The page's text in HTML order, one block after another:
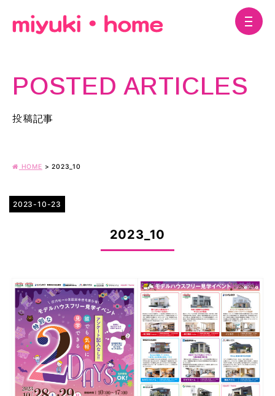
POSTED ARTICLES
投稿記事
HOME >2023_10
2023-10-23
2023_10